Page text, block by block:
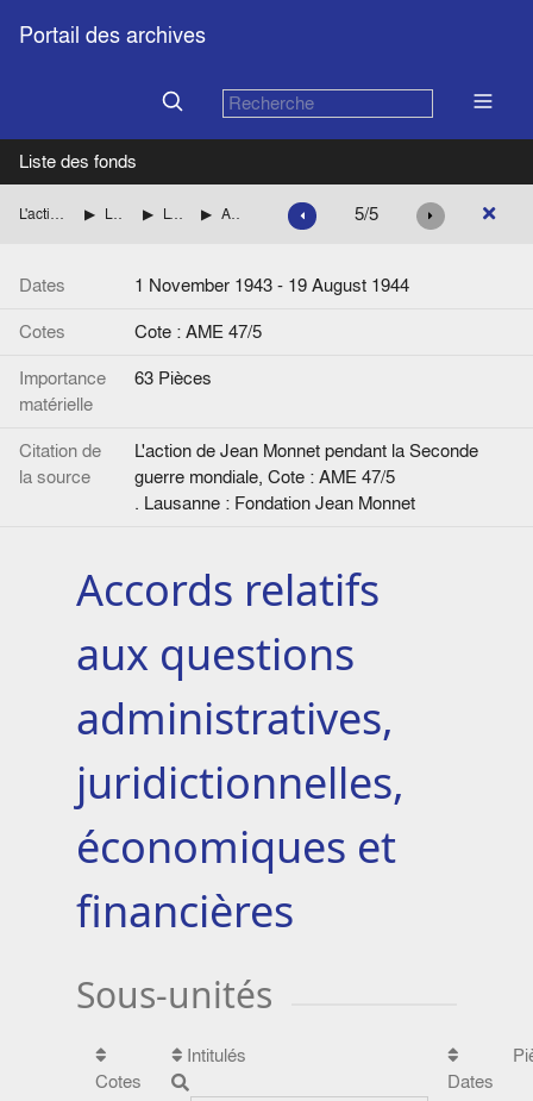
Portail des archives
Liste des fonds
L'action de Jean Monnet pendant la Seconde guerre mondiale La mission de Jean Monnet à Washington pour le compte des autorités françaises L'organisation des secours à la France (Préparation aux situations nouvelles créées par le débarquement) Accords relatifs aux questions administratives, juridictionnelles, économiques et financières 5/5
Dates
1 November 1943 - 19 August 1944
Cotes
Cote : AME 47/5
Importance
matérielle
63 Pièces
Citation de
la source
L'action de Jean Monnet pendant la Seconde
guerre mondiale, Cote : AME 47/5
. Lausanne : Fondation Jean Monnet
Accords relatifs
aux questions
administratives,
juridictionnelles,
économiques et
financières
Sous-unités
Cotes
Intitulés
Dates